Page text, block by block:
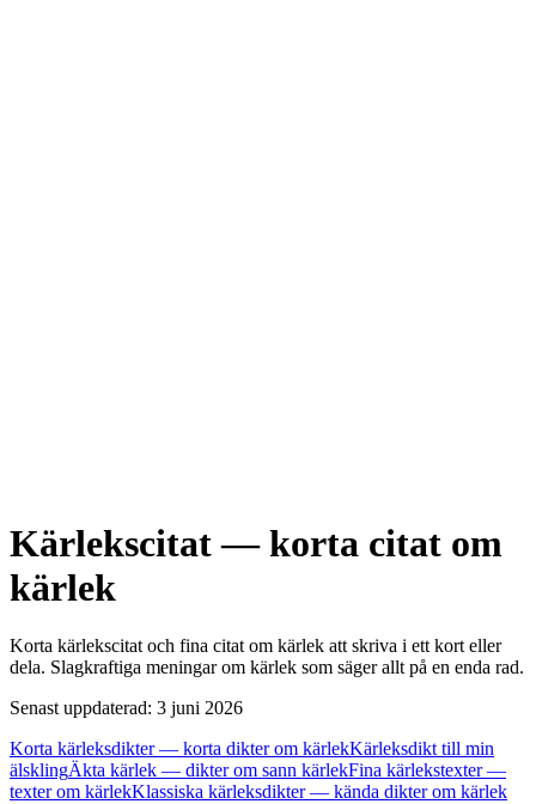
Kärlekscitat — korta citat om
kärlek
Korta kärlekscitat och fina citat om kärlek att skriva i ett kort eller
dela. Slagkraftiga meningar om kärlek som säger allt på en enda rad.
Senast uppdaterad: 3 juni 2026
Korta kärleksdikter — korta dikter om kärlekKärleksdikt till min
älsklingÄkta kärlek — dikter om sann kärlekFina kärlekstexter —
texter om kärlekKlassiska kärleksdikter — kända dikter om kärlek